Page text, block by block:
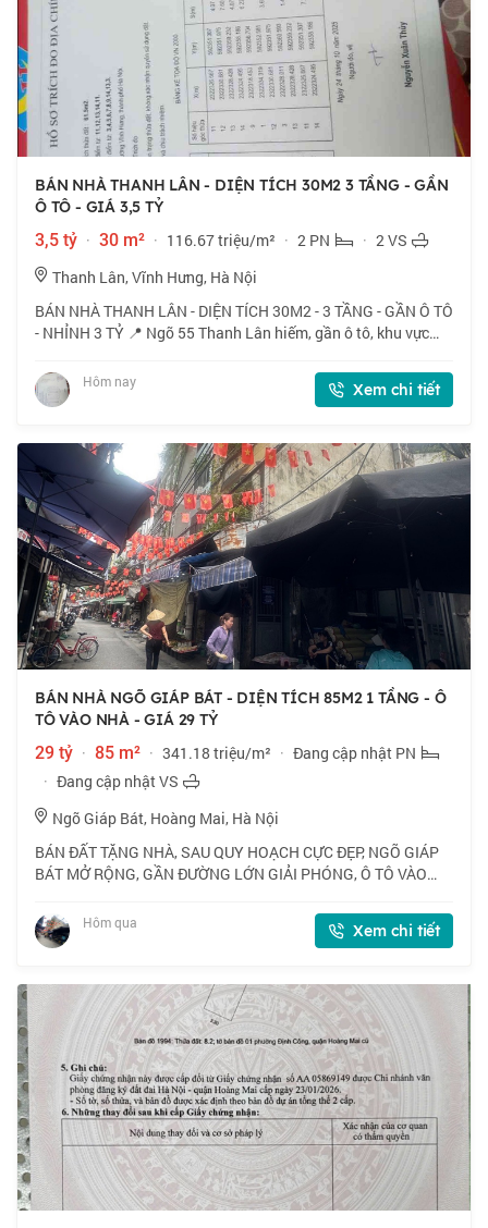
BÁN NHÀ THANH LÂN - DIỆN TÍCH 30M2 3 TẦNG - GẦN
Ô TÔ - GIÁ 3,5 TỶ
3,5 tỷ · 30 m² · 116.67 triệu/m² · 2 PN · 2 VS
Thanh Lân, Vĩnh Hưng, Hà Nội
BÁN NHÀ THANH LÂN - DIỆN TÍCH 30M2 - 3 TẦNG - GẦN Ô TÔ
- NHỈNH 3 TỶ 📍 Ngõ 55 Thanh Lân hiếm, gần ô tô, khu vực
mặt tiền 4m. 💰 Nhỉnh 3 tỷ. 📜 Sổ đ
Hôm nay Xem chi tiết
BÁN NHÀ NGÕ GIÁP BÁT - DIỆN TÍCH 85M2 1 TẦNG - Ô
TÔ VÀO NHÀ - GIÁ 29 TỶ
29 tỷ · 85 m² · 341.18 triệu/m² · Đang cập nhật PN
· Đang cập nhật VS
Ngõ Giáp Bát, Hoàng Mai, Hà Nội
BÁN ĐẤT TẶNG NHÀ, SAU QUY HOẠCH CỰC ĐẸP, NGÕ GIÁP
BÁT MỞ RỘNG, GẦN ĐƯỜNG LỚN GIẢI PHÓNG, Ô TÔ VÀO
Hai Bà Trưng - Hoàng Mai. Trước nhà đường lớn sắ
Hôm qua Xem chi tiết